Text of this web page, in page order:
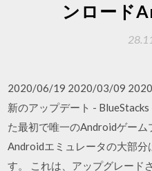
ンロード
2020/06/19 2020/03/09
新のアップデート -
た最初で唯一のAndroidゲー
Androidエミュレータの大部分
す。 これは、アップグレード